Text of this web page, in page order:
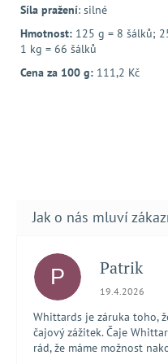
Síla pražení: silné
Hmotnost: 125 g = 8 šálků;
1 kg = 66 šálků
Cena za 100 g: 111,2 Kč
P Patrik
Hodnocení
19.4.2026
Whittards je záruka toho,
čajový zážitek. Čaje
rád, že máme možnost